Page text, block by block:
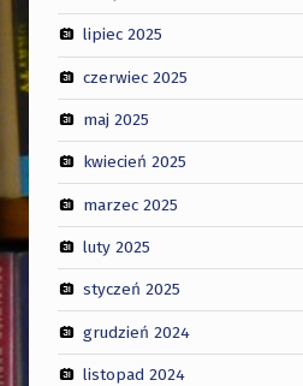
lipiec 2025
czerwiec 2025
maj 2025
kwiecień 2025
marzec 2025
luty 2025
styczeń 2025
grudzień 2024
listopad 2024